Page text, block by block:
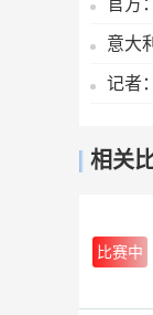
官方
意大
记者
相关
比赛中